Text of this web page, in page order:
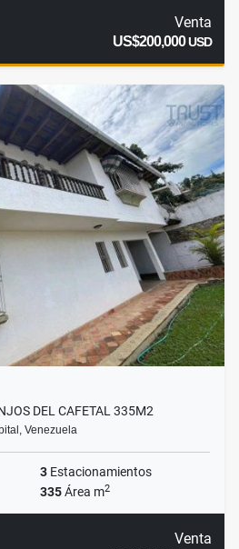
Venta
US$200,000USD
DEL CAFETAL 335M2
Venezuela
3 Estacionamientos
335Área m2
Venta